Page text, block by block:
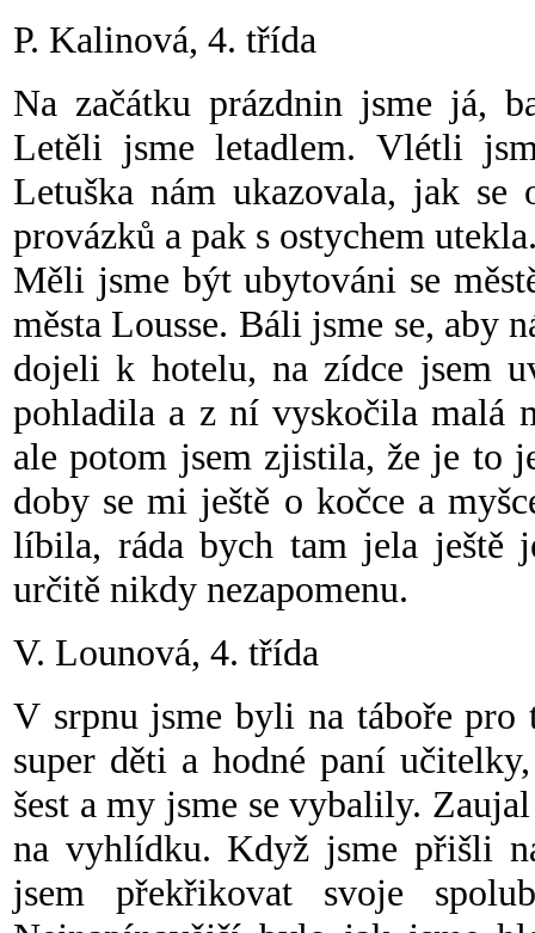
P. Kalinová, 4. třída
Na začátku prázdnin jsme já,
Letěli jsme letadlem. Vlétli
Letuška nám ukazovala, jak se
provázků a pak s ostychem
Měli jsme být ubytováni se
města Lousse. Báli jsme se, aby
dojeli k hotelu, na zídce jsem
pohladila a z ní vyskočila malá
ale potom jsem zjistila, že je to
doby se mi ještě o kočce a
líbila, ráda bych tam jela ještě
určitě nikdy nezapomenu.
V. Lounová, 4. třída
V srpnu jsme byli na táboře
super děti a hodné paní
šest a my jsme se vybalily.
na vyhlídku. Když jsme přišli
jsem překřikovat svoje